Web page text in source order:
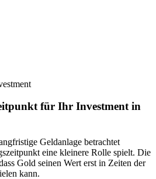
für Ihr Investment in
Geldanlage betrachtet
eine kleinere Rolle spielt. Die
Gold seinen Wert erst in Zeiten der
kann.